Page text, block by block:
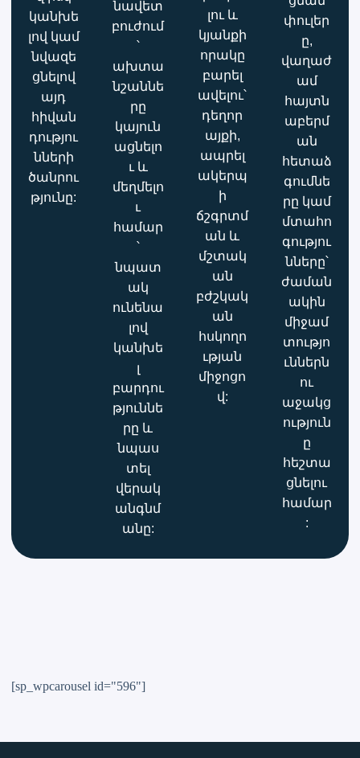
կանխե
լով կամ
նվազե
ցնելով
այդ
հիվան
դությու
նների
ծանրու
թյունը:
նավետ
բուժում
՝
ախտա
նշաննե
րը
կայուն
ացնելո
ւ և
մեղմելո
ւ
համար
՝
նպատ
ակ
ունենա
լով
կանխե
լ
բարդու
թյուննե
րը և
նպաս
տել
վերակ
անգնմ
անը:
լու և
կյանքի
որակը
բարել
ավելու՝
դեղոր
այքի,
ապրել
ակերպ
ի
ճշգրտմ
ան և
մշտակ
ան
բժշկակ
ան
հսկողո
ւթյան
միջոցո
վ:
փուլեր
ը,
վաղաժ
ամ
հայտն
աբերմ
ան
հետաձ
գումնե
րը կամ
մտահո
գությու
նները՝
ժաման
ակին
միջամ
տությո
ւններն
ու
աջակց
ություն
ը
հեշտա
ցնելու
համար
:
[sp_wpcarousel id="596"]